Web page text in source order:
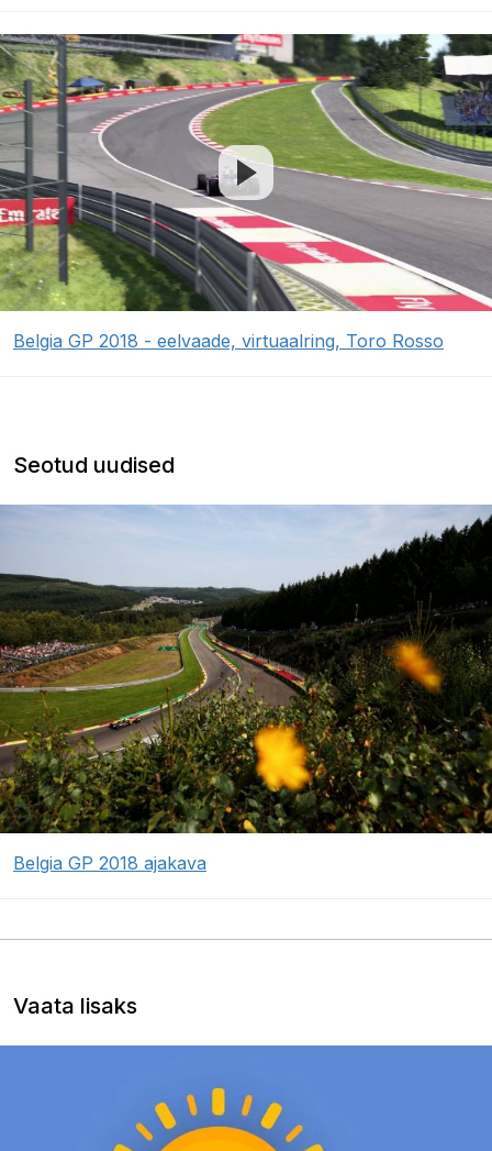
Belgia GP 2018 - eelvaade, virtuaalring, Toro Rosso
Seotud uudised
Belgia GP 2018 ajakava
Vaata lisaks